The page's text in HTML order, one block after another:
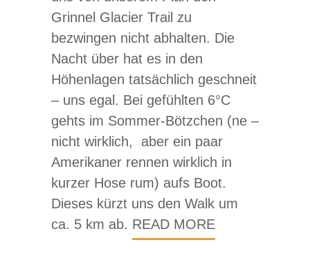
Grinnel Glacier Trail zu
bezwingen nicht abhalten. Die
Nacht über hat es in den
Höhenlagen tatsächlich geschneit
– uns egal. Bei gefühlten 6°C
gehts im Sommer-Bötzchen (ne –
nicht wirklich, aber ein paar
Amerikaner rennen wirklich in
kurzer Hose rum) aufs Boot.
Dieses kürzt uns den Walk um
ca. 5 km ab. READ MORE